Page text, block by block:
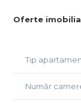
Oferte
in aer liber.
Suprafata utila:
Tip
Număr